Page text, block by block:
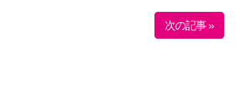
次の記事 »